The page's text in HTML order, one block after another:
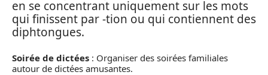
en se concentrant uniquement sur les mots
qui finissent par -tion ou qui contiennent des
diphtongues.
Soirée de dictées : Organiser des soirées familiales
autour de dictées amusantes.